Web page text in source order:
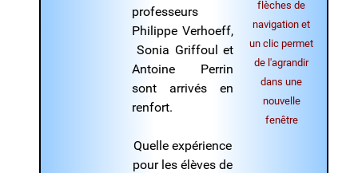
professeurs
Philippe Verhoeff,
Sonia Griffoul et
Antoine Perrin
sont arrivés en
renfort.
Quelle expérience
pour les élèves de
flèches de
navigation et
un clic permet
de l'agrandir
dans une
nouvelle
fenêtre